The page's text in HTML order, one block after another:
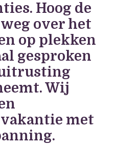
Hoog de
over het
op plekken
gesproken
Wij
met